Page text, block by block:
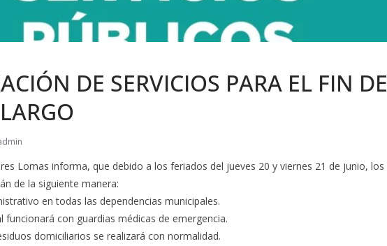
DE SERVICIOS PARA EL FIN DE
Lomas informa, que debido a los feriados del jueves 20 y viernes 21 de junio, los
de la siguiente manera:
en todas las dependencias municipales.
funcionará con guardias médicas de emergencia.
domiciliarios se realizará con normalidad.